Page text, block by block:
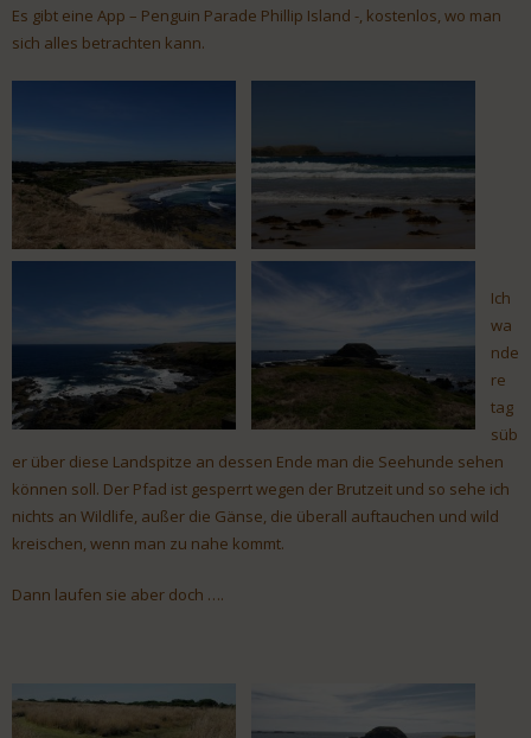
Es gibt eine App – Penguin Parade Phillip Island -, kostenlos, wo man
sich alles betrachten kann.
Ich
wa
nde
re
tag
süb
er über diese Landspitze an dessen Ende man die Seehunde sehen
können soll. Der Pfad ist gesperrt wegen der Brutzeit und so sehe ich
nichts an Wildlife, außer die Gänse, die überall auftauchen und wild
kreischen, wenn man zu nahe kommt.
Dann laufen sie aber doch ….